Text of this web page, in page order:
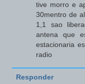
tive morro e
30mentro de
1,1 sao
antena que
estacionaria
radio
Responder